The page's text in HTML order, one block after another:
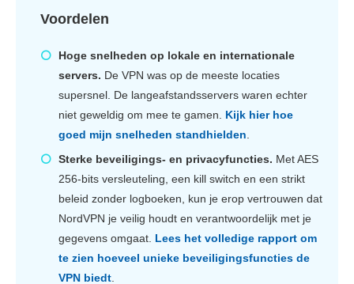
Voordelen
Hoge snelheden op lokale en internationale
servers. De VPN was op de meeste locaties
supersnel. De langeafstandsservers waren echter
niet geweldig om mee te gamen. Kijk hier hoe
goed mijn snelheden standhielden.
Sterke beveiligings- en privacyfuncties. Met AES
256-bits versleuteling, een kill switch en een strikt
beleid zonder logboeken, kun je erop vertrouwen dat
NordVPN je veilig houdt en verantwoordelijk met je
gegevens omgaat. Lees het volledige rapport om
te zien hoeveel unieke beveiligingsfuncties de
VPN biedt.